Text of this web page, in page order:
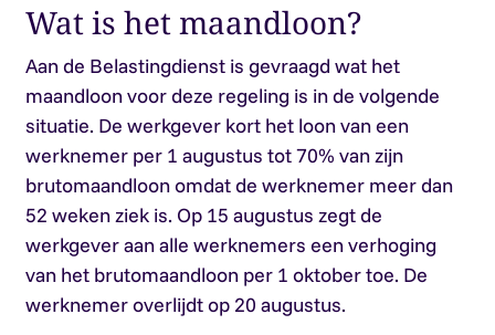
Wat is het maandloon?
Aan de Belastingdienst is gevraagd wat het
maandloon voor deze regeling is in de volgende
situatie. De werkgever kort het loon van een
werknemer per 1 augustus tot 70% van zijn
brutomaandloon omdat de werknemer meer dan
52 weken ziek is. Op 15 augustus zegt de
werkgever aan alle werknemers een verhoging
van het brutomaandloon per 1 oktober toe. De
werknemer overlijdt op 20 augustus.